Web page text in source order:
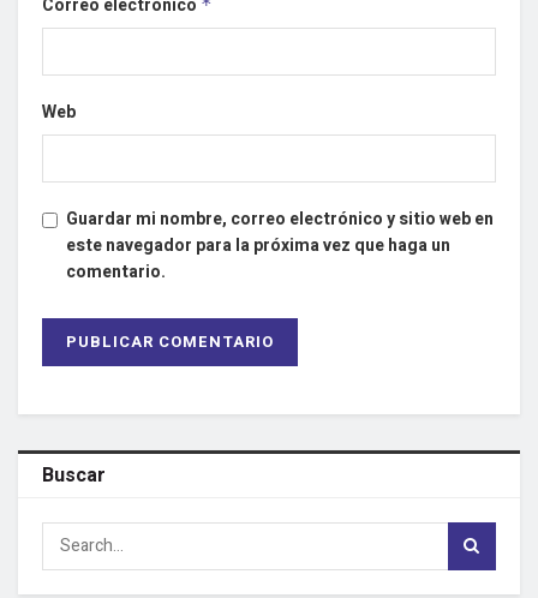
Correo electrónico
Web
Guardar mi nombre, correo electrónico y sitio web en
este navegador para la próxima vez que haga un
comentario.
Buscar